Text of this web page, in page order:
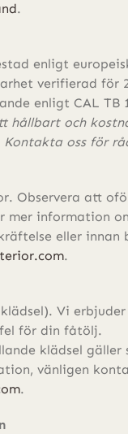
.
enligt
verifierad för
enligt CAL TB
hållbart och
Kontakta oss för
Observera att
mer information
eller
.
Vi
för din fåtölj.
klädsel gäller
vänligen
.